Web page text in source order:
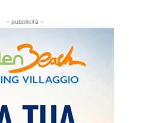
- pubblicità -